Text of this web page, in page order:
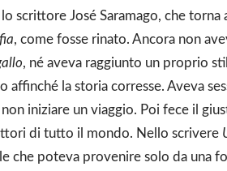
scrittore José Saramago, che torna
, come fosse rinato. Ancora non
, né aveva raggiunto un proprio
la storia corresse. Aveva
iniziare un viaggio. Poi fece il
di tutto il mondo. Nello scrivere
che poteva provenire solo da una